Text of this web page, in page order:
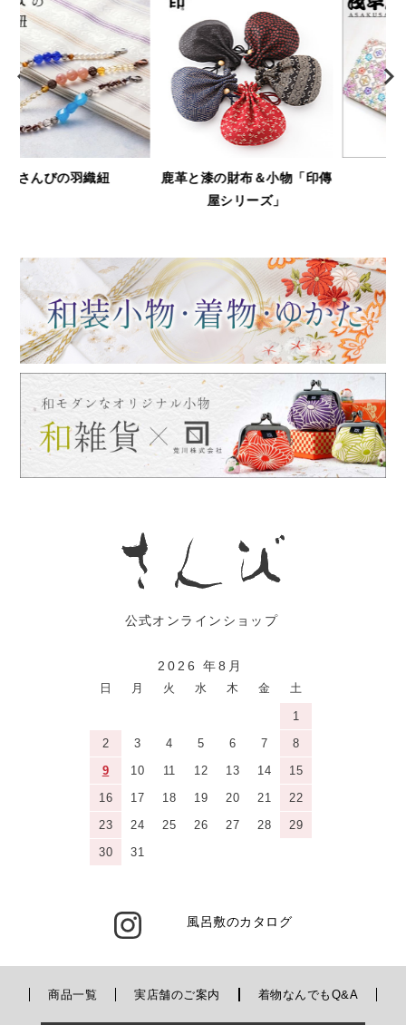
鹿革と漆の財布＆小物「印傳
浅草文庫
2026 年8月
日 月 火 水 木 金 土
1
2
3 4 5 6 7
8
9
10 11 12 13 14
15
16
17 18 19 20 21
22
23
24 25 26 27 28
29
30
31
風呂敷のカタログ
商品一覧 実店舗のご案内 着物なんでもQ&A